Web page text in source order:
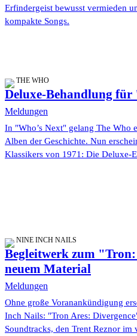
Erfindergeist bewusst vermieden
kompakte Songs.
THE WHO
Deluxe-Behandlung
Meldungen
In "Who’s Next" gelang The Who
Alben der Geschichte. Nun
Klassikers von 1971: Die Deluxe-
NINE INCH NAILS
Begleitwerk zum
neuem Material
Meldungen
Ohne große Voranankündigung
Inch Nails: "Tron Ares:
Soundtracks, den Trent Reznor im